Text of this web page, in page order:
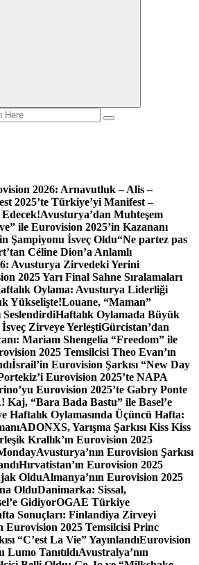
2026: Arnavutluk – Alis –
2025’te Türkiye’yi Manifest –
Edecek!Avusturya’dan Muhteşem
ile Eurovision 2025’in Kazananı
Şampiyonu İsveç Oldu“Ne partez pas
Céline Dion’a Anlamlı
Avusturya Zirvedeki Yerini
2025 Yarı Final Sahne Sıralamaları
Oylama: Avusturya Liderliği
Yükselişte!Louane, “Maman”
SeslendirdiHaftalık Oylamada Büyük
Zirveye YerleştiGürcistan’dan
Mariam Shengelia “Freedom” ile
2025 Temsilcisi Theo Evan’ın
İsrail’in Eurovision Şarkısı “New Day
Eurovision 2025’te NAPA
Eurovision 2025’te Gabry Ponte
Kaj, “Bara Bada Bastu” ile Basel’e
Haftalık Oylamasında Üçüncü Hafta:
ADONXS, Yarışma Şarkısı Kiss Kiss
Krallık’ın Eurovision 2025
Avusturya’nın Eurovision Şarkısı
Hırvatistan’ın Eurovision 2025
OlduAlmanya’nın Eurovision 2025
OlduDanimarka: Sissal,
GidiyorOGAE Türkiye
Sonuçları: Finlandiya Zirveyi
Eurovision 2025 Temsilcisi Princ
“C’est La Vie” YayınlandıEurovision
Lumo TanıtıldıAvustralya’nın